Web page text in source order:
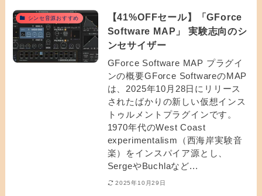
シンセ音源おすすめ
【41%OFFセール】「GForce
Software MAP」 実験志向のシ
ンセサイザー
GForce Software MAP プラグイ
ンの概要GForce SoftwareのMAP
は、2025年10月28日にリリース
されたばかりの新しい仮想インス
トゥルメントプラグインです。
1970年代のWest Coast
experimentalism（西海岸実験音
楽）をインスパイア源とし、
SergeやBuchlaなど...
2025年10月29日